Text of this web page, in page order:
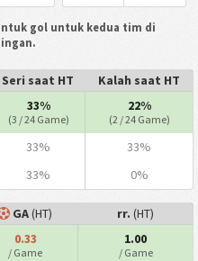
gol untuk kedua tim di
Seri saat HT Kalah saat HT
33%
(3 / 24 Game)
22%
(2 / 24 Game)
33% 33%
33% 0%
GA(HT) rr. (HT)
0.33
/ Game
1.00
/ Game